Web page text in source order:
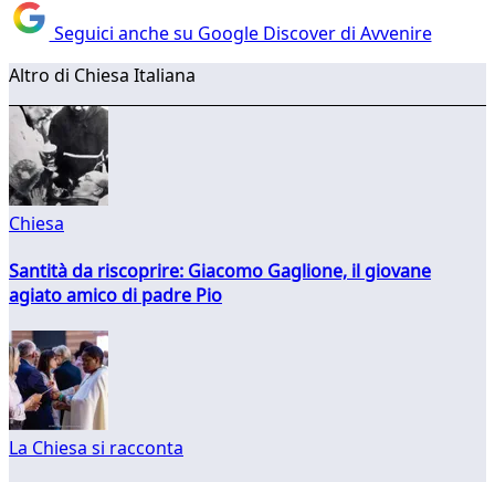
Seguici anche su Google Discover di Avvenire
Altro di Chiesa Italiana
Chiesa
Santità da riscoprire: Giacomo Gaglione, il giovane
agiato amico di padre Pio
La Chiesa si racconta